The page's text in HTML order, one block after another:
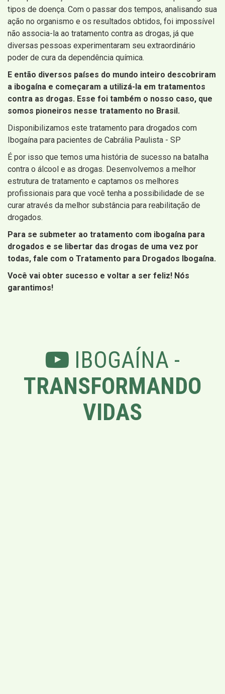
tipos de doença. Com o passar dos tempos, analisando sua
ação no organismo e os resultados obtidos, foi impossível
não associa-la ao tratamento contra as drogas, já que
diversas pessoas experimentaram seu extraordinário
poder de cura da dependência química.
E então diversos países do mundo inteiro descobriram
a ibogaína e começaram a utilizá-la em tratamentos
contra as drogas. Esse foi também o nosso caso, que
somos pioneiros nesse tratamento no Brasil.
Disponibilizamos este tratamento para drogados com
Ibogaína para pacientes de Cabrália Paulista - SP
É por isso que temos uma história de sucesso na batalha
contra o álcool e as drogas. Desenvolvemos a melhor
estrutura de tratamento e captamos os melhores
profissionais para que você tenha a possibilidade de se
curar através da melhor substância para reabilitação de
drogados.
Para se submeter ao tratamento com ibogaína para
drogados e se libertar das drogas de uma vez por
todas, fale com o Tratamento para Drogados Ibogaína.
Você vai obter sucesso e voltar a ser feliz! Nós
garantimos!
IBOGAÍNA -
TRANSFORMANDO
VIDAS